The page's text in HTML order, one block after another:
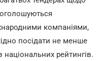
компаніями,
посідати не менше
рейтингів.